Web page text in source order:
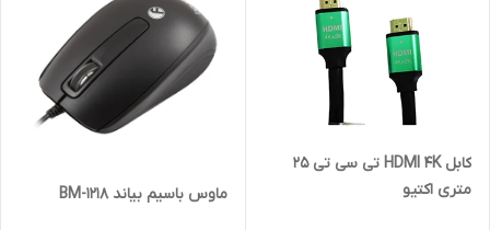
کابل HDMI 4K تی سی تی 25
متری اکتیو
ماوس باسیم بیاند BM-1218